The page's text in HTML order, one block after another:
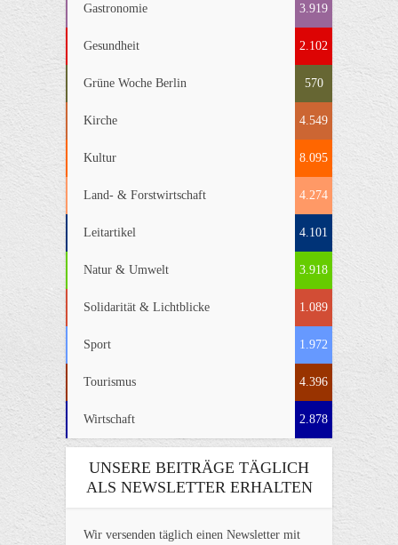
Gastronomie 3.919
Gesundheit 2.102
Grüne Woche Berlin 570
Kirche 4.549
Kultur 8.095
Land- & Forstwirtschaft 4.274
Leitartikel 4.101
Natur & Umwelt 3.918
Solidarität & Lichtblicke 1.089
Sport 1.972
Tourismus 4.396
Wirtschaft 2.878
UNSERE BEITRÄGE TÄGLICH
ALS NEWSLETTER ERHALTEN
Wir versenden täglich einen Newsletter mit